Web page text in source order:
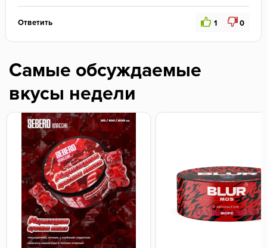
Ответить 1 0
Самые обсуждаемые
вкусы недели